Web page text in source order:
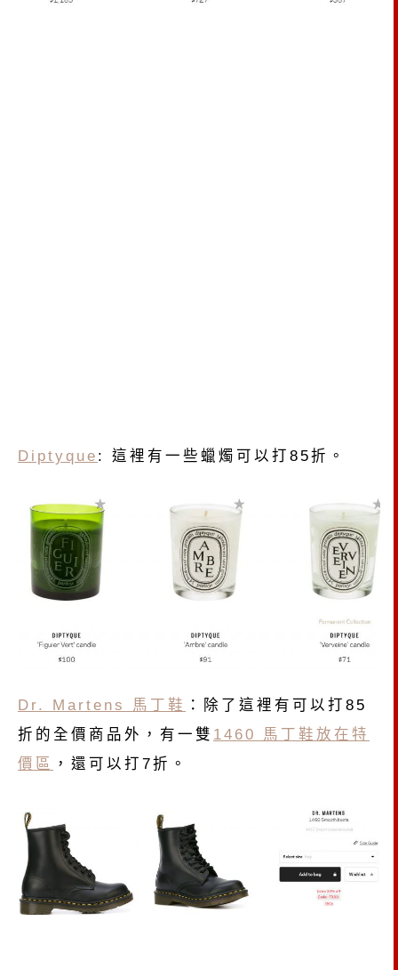
Diptyque : 這裡有一些蠟燭可以打85折。
Dr. Martens 馬丁鞋
：除了這裡有可以打85
折的全價商品外，有一雙 1460 馬丁鞋放在特
價區
，還可以打7折。